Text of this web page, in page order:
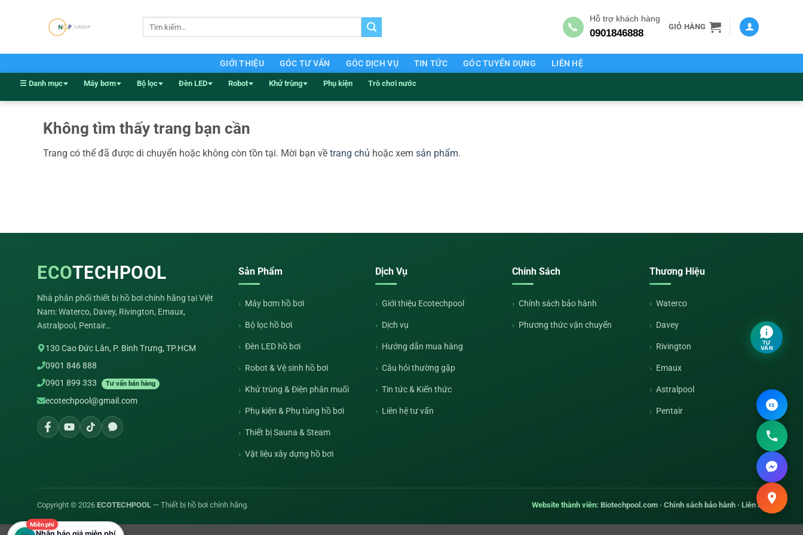
dung
📞
Hỗ trợ khách hàng
0901846888
GIỎ HÀNG
GIỚI THIỆU GÓC TƯ VẤN GÓC DỊCH VỤ TIN TỨC GÓC TUYỂN DỤNG LIÊN HỆ
☰ Danh mục Máy bơm Bộ lọc Đèn LED Robot Khử trùng Phụ kiện Trò chơi nước
Không tìm thấy trang bạn cần
Trang có thể đã được di chuyển hoặc không còn tồn tại. Mời bạn về trang chủ hoặc xem sản phẩm.
ECOTECHPOOL
Nhà phân phối thiết bị hồ bơi chính hãng tại Việt
Nam: Waterco, Davey, Rivington, Emaux,
Astralpool, Pentair…
130 Cao Đức Lân, P. Bình Trưng, TP.HCM
0901 846 888
0901 899 333
Tư vấn bán hàng
ecotechpool@gmail.com
Sản Phẩm
Máy bơm hồ bơi
Bộ lọc hồ bơi
Đèn LED hồ bơi
Robot & Vệ sinh hồ bơi
Khử trùng & Điện phân muối
Phụ kiện & Phụ tùng hồ bơi
Thiết bị Sauna & Steam
Vật liệu xây dựng hồ bơi
Dịch Vụ
Giới thiệu Ecotechpool
Dịch vụ
Hướng dẫn mua hàng
Câu hỏi thường gặp
Tin tức & Kiến thức
Liên hệ tư vấn
Chính Sách
Chính sách bảo hành
Phương thức vận chuyển
Thương Hiệu
Waterco
Davey
Rivington
Emaux
Astralpool
Pentair
Copyright © 2026 ECOTECHPOOL — Thiết bị hồ bơi chính hãng. Website thành viên: Biotechpool.com · Chính sách bảo hành · Liên hệ
TƯ
VẤN
Miễn phí
Nhận báo giá miễn phí